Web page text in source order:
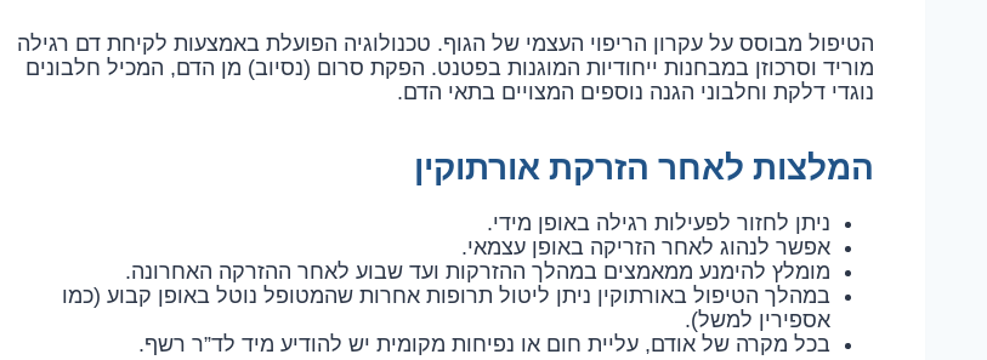
הטיפול מבוסס על עקרון הריפוי העצמי של הגוף. טכנולוגיה הפועלת באמצעות לקיחת דם רגילה
מוריד וסרכוזן במבחנות ייחודיות המוגנות בפטנט. הפקת סרום (נסיוב) מן הדם, המכיל חלבונים
נוגדי דלקת וחלבוני הגנה נוספים המצויים בתאי הדם.
המלצות לאחר הזרקת אורתוקין
ניתן לחזור לפעילות רגילה באופן מידי.
אפשר לנהוג לאחר הזריקה באופן עצמאי.
מומלץ להימנע ממאמצים במהלך ההזרקות ועד שבוע לאחר ההזרקה האחרונה.
במהלך הטיפול באורתוקין ניתן ליטול תרופות אחרות שהמטופל נוטל באופן קבוע (כמו
אספירין למשל).
בכל מקרה של אודם, עליית חום או נפיחות מקומית יש להודיע מיד לד”ר רשף.